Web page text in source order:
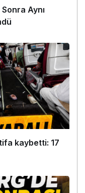
Aynı
kaybetti: 17